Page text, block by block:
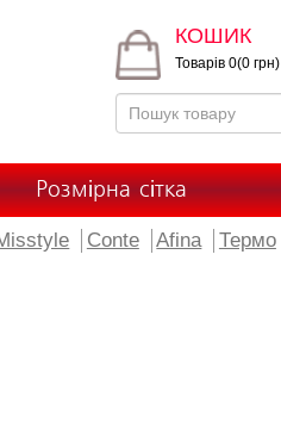
КОШИК
Товарів 0(0 грн)
Розмірна сітка
Conte Afina Термо